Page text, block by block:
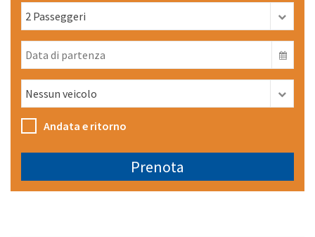
Andata e ritorno